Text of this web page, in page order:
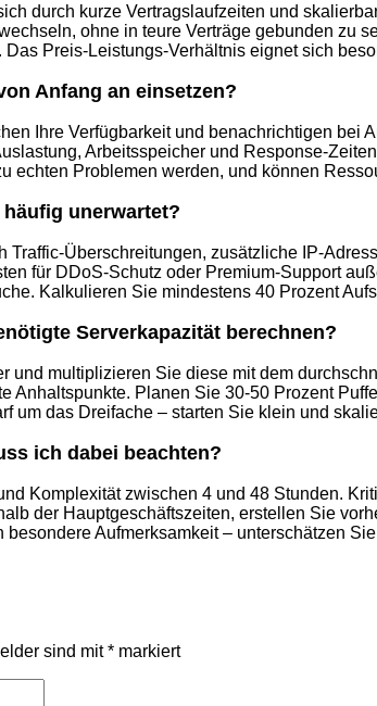
durch kurze Vertragslaufzeiten und
ohne in teure Verträge gebunden zu
Preis-Leistungs-Verhältnis eignet sich
Anfang an einsetzen?
Ihre Verfügbarkeit und benachrichtigen bei
Arbeitsspeicher und Response-
echten Problemen werden, und können
unerwartet?
Traffic-Überschreitungen, zusätzliche IP-
für DDoS-Schutz oder Premium-Support
Kalkulieren Sie mindestens 40 Prozent
Serverkapazität berechnen?
multiplizieren Sie diese mit dem
Anhaltspunkte. Planen Sie 30-50 Prozent
um das Dreifache – starten Sie klein und
ich dabei beachten?
Komplexität zwischen 4 und 48 Stunden.
der Hauptgeschäftszeiten, erstellen Sie
Aufmerksamkeit – unterschätzen
sind mit* markiert